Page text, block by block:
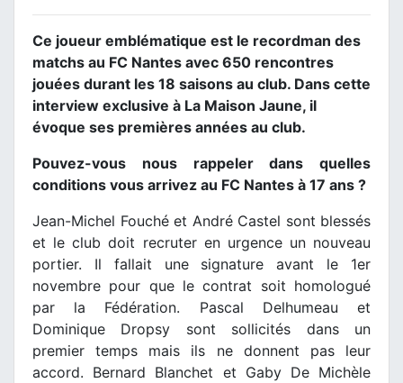
Ce joueur emblématique est le recordman des
matchs au FC Nantes avec 650 rencontres
jouées durant les 18 saisons au club. Dans cette
interview exclusive à La Maison Jaune, il
évoque ses premières années au club.
Pouvez-vous nous rappeler dans quelles
conditions vous arrivez au FC Nantes à 17 ans ?
Jean-Michel Fouché et André Castel sont blessés
et le club doit recruter en urgence un nouveau
portier. Il fallait une signature avant le 1er
novembre pour que le contrat soit homologué
par la Fédération. Pascal Delhumeau et
Dominique Dropsy sont sollicités dans un
premier temps mais ils ne donnent pas leur
accord. Bernard Blanchet et Gaby De Michèle